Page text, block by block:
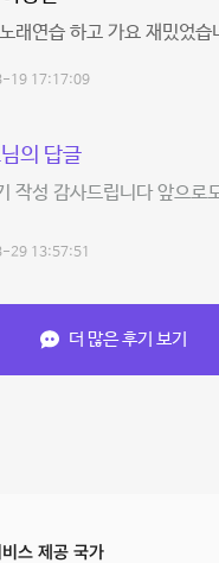
래연습 하고 가요 재밌었습
19 17:17:09
의 답글
작성 감사드립니다 앞으로
29 13:57:51
더 많은 후기 보기
스 제공 국가